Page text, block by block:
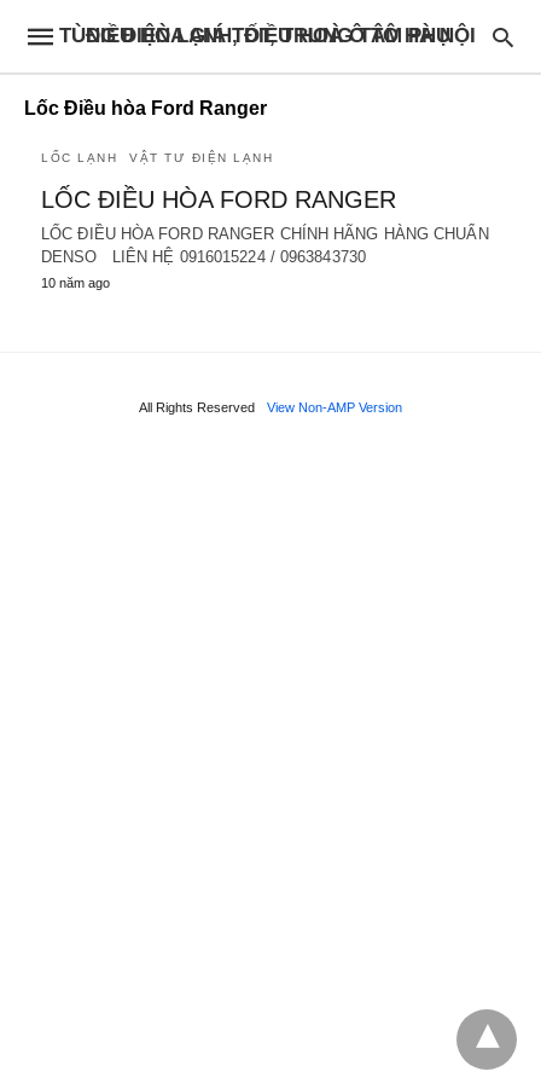
ĐIỀU HÒA GIÁ TỐT, TRUNG TÂM PHỤ TÙNG ĐIỆN LẠNH, ĐIỀU HOÀ Ô TÔ HÀ NỘI
Lốc Điều hòa Ford Ranger
LỐC LẠNH VẬT TƯ ĐIỆN LẠNH
LỐC ĐIỀU HÒA FORD RANGER
LỐC ĐIỀU HÒA FORD RANGER CHÍNH HÃNG HÀNG CHUẨN
DENSO LIÊN HỆ 0916015224 / 0963843730
10 năm ago
All Rights Reserved View Non-AMP Version